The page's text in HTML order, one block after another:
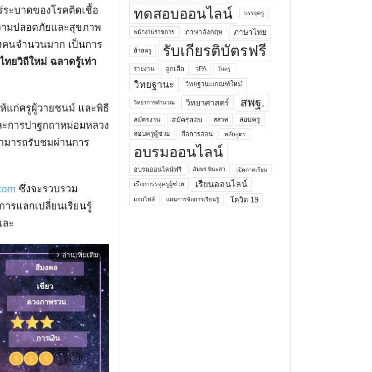
ะบาดของโรคติดเชื้อ
ามปลอดภัยและสุขภาพ
นจำนวนมาก เป็นการ
ยวิถีใหม่ ฉลาดรู้เท่า
แก่ครูผู้วายชนม์ และพิธี
การปาฐกถาหม่อมหลวง
มารถรับชมผ่านการ
ซึ่งจะรวบรวม
รแลกเปลี่ยนเรียนรู้
ะ
arrow_forward_ios อ่านเพิ่มเติม
ทดสอบออนไลน์ บรรจุครู
พนักงานราชการ ภาษาอังกฤษ ภาษาไทย
ย้ายครู รับเกียรติบัตรฟรี
รายงาน ลูกเสือ วPA วันครู
วิทยฐานะ วิทยฐานะเกณฑ์ใหม่
วิทยาการคำนวณ วิทยาศาสตร์ สพฐ.
สมัครงาน สมัครสอบ สสวท
สอบครู
สอบครูผู้ช่วย
สื่อการสอน หลักสูตร
อบรมออนไลน์
อบรมออนไลน์ฟรี อัมพร พินะสา เปิดภาคเรียน
เรียกบรรจุครูผู้ช่วย เรียนออนไลน์
แจกไฟล์ แผนการจัดการเรียนรู้ โควิด 19